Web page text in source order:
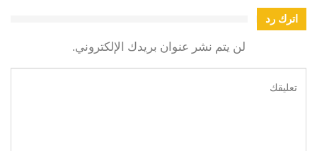
اترك رد
لن يتم نشر عنوان بريدك الإلكتروني.